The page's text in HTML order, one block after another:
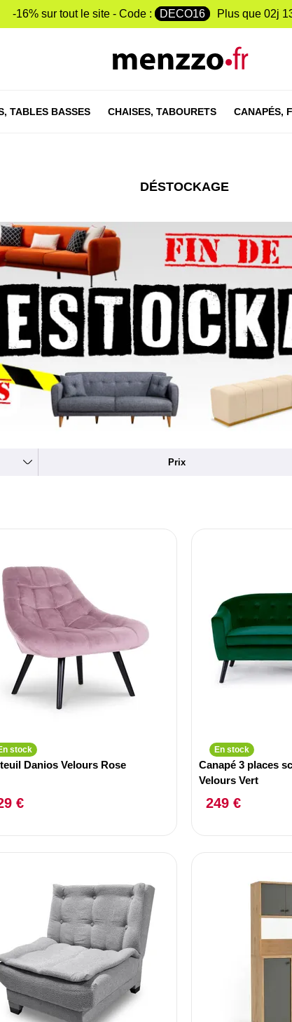
-16% sur tout le site - Code : DECO16 Plus que 02j
TABLES BASSES CHAISES, TABOURETS CANAPÉS,
DÉSTOCKAGE
Prix
stock
Danios Velours Rose
€
En stock
Canapé 3 places
Velours Vert
249 €